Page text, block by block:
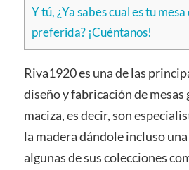
Y tú, ¿Ya sabes cual es tu
preferida? ¡Cuéntanos!
Riva1920 es una de las
diseño y fabricación de mesas
maciza, es decir, son
la madera dándole incluso
algunas de sus colecciones